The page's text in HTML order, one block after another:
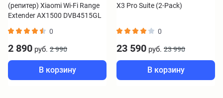
(репитер) Xiaomi Wi-Fi Range
Extender AX1500 DVB4515GL
0
2 890 руб. 2 990
В корзину
X3 Pro Suite (2-Pack)
0
23 590 руб. 23 990
В корзину